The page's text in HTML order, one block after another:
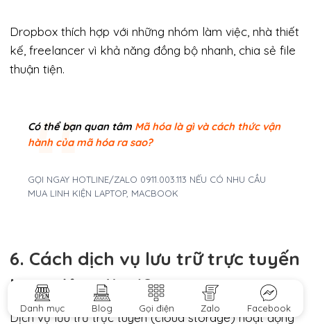
Dropbox thích hợp với những nhóm làm việc, nhà thiết
kế, freelancer vì khả năng đồng bộ nhanh, chia sẻ file
thuận tiện.
Có thể bạn quan tâm Mã hóa là gì và cách thức vận
hành của mã hóa ra sao?
GỌI NGAY HOTLINE/ZALO 0911.003.113 NẾU CÓ NHU CẦU
MUA LINH KIỆN LAPTOP, MACBOOK
6. Cách dịch vụ lưu trữ trực tuyến
hoạt động là gì?
Dịch vụ lưu trữ trực tuyến (cloud storage) hoạt động
Danh mục Blog Gọi điện Zalo Facebook